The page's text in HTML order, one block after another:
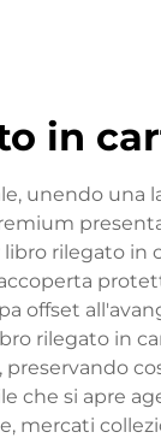
in
unendo una
rilegato
offset
rilegato
che si apre